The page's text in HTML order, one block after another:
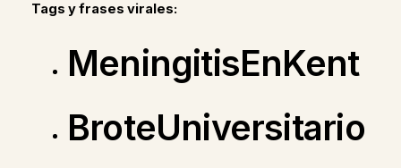
Tags y frases virales:
MeningitisEnKent
BroteUniversitario